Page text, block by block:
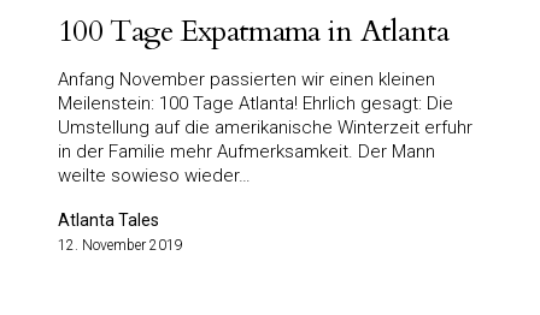
100 Tage Expatmama in Atlanta
Anfang November passierten wir einen kleinen
Meilenstein: 100 Tage Atlanta! Ehrlich gesagt: Die
Umstellung auf die amerikanische Winterzeit erfuhr
in der Familie mehr Aufmerksamkeit. Der Mann
weilte sowieso wieder…
Atlanta Tales
12. November 2019